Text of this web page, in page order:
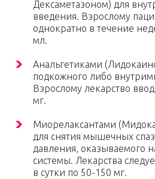
Дексаметазоном) для
введения. Взрослому
однократно в течение
мл.
Анальгетиками
подкожного либо
Взрослому лекарство
мг.
Миорелаксантами
для снятия мышечных
давления, оказываемого
системы. Лекарства
в сутки по 50-150 мг.